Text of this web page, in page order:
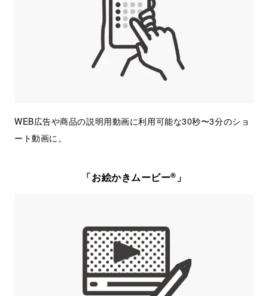
WEB広告や商品の説明用動画に利用可能な30秒〜3分のショ
ート動画に。
「お絵かきムービー® 」